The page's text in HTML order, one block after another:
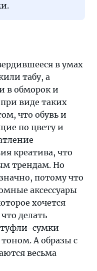
в умах
табу, а
в обморок и
виде таких
что обувь и
по цвету и
креатива, что
трендам. Но
потому что
аксессуары
хочется
делать
туфли-сумки
А образы с
весьма